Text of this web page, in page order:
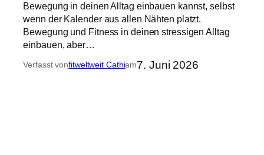
Bewegung in deinen Alltag einbauen kannst, selbst
wenn der Kalender aus allen Nähten platzt.
Bewegung und Fitness in deinen stressigen Alltag
einbauen, aber…
Verfasst vonfitweltweit Cathiam7. Juni 2026